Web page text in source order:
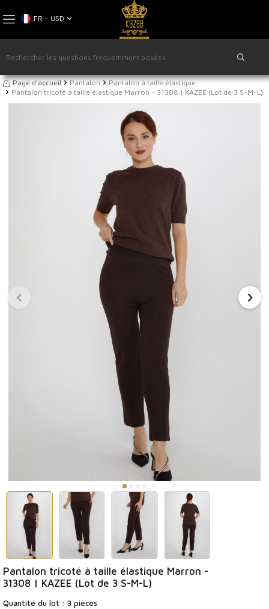
FR − USD
Page d'accueil Pantalon
Pantalon à taille élastique
Pantalon tricoté à taille élastique Marron - 31308 | KAZEE (Lot de 3 S-M-L)
Pantalon tricoté à taille élastique Marron -
31308 | KAZEE (Lot de 3 S-M-L)
Quantité du lot : 3 pièces